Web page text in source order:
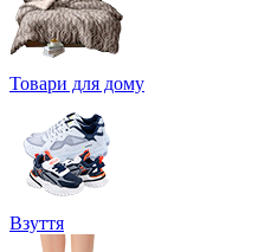
Товари для дому
Взуття